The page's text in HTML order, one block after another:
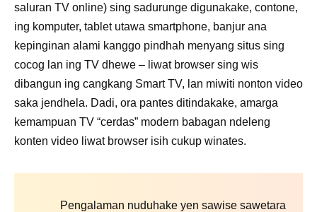
saluran TV online) sing sadurunge digunakake, contone,
ing komputer, tablet utawa smartphone, banjur ana
kepinginan alami kanggo pindhah menyang situs sing
cocog lan ing TV dhewe – liwat browser sing wis
dibangun ing cangkang Smart TV, lan miwiti nonton video
saka jendhela. Dadi, ora pantes ditindakake, amarga
kemampuan TV “cerdas” modern babagan ndeleng
konten video liwat browser isih cukup winates.
Pengalaman nuduhake yen sawise sawetara